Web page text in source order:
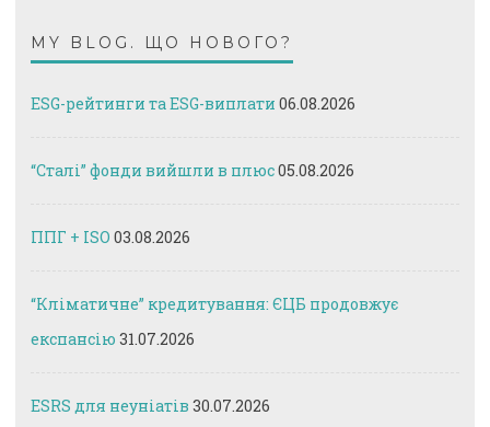
MY BLOG. ЩО НОВОГО?
ESG-рейтинги та ESG-виплати 06.08.2026
“Сталі” фонди вийшли в плюс05.08.2026
ППГ + ISO 03.08.2026
“Кліматичне” кредитування: ЄЦБ продовжує
експансію 31.07.2026
ESRS для неуніатів 30.07.2026